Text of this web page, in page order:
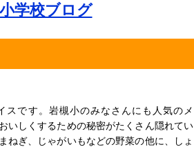
学校ブログ
スです。岩槻小のみなさんにも人気のメ
いしくするための秘密がたくさん隠れてい
ねぎ、じゃがいもなどの野菜の他に、しょ